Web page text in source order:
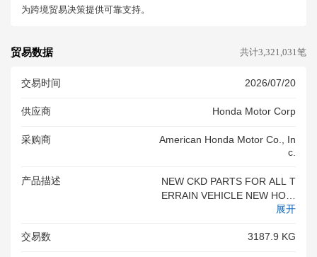
为跨境贸易决策提供可靠支持。
贸易数据 共计3,321,031笔
交易时间 2026/07/20
供应商 Honda Motor Corp
采购商
American Honda Motor Co., In
C.
产品描述
NEW CKD PARTS FOR ALL T
ERRAIN VEHICLE NEW HO N
DA AUTOMOBILE KD PARTS
AYBILL HS8708.29 EMAILHO
展开
交易数 3187.9 KG